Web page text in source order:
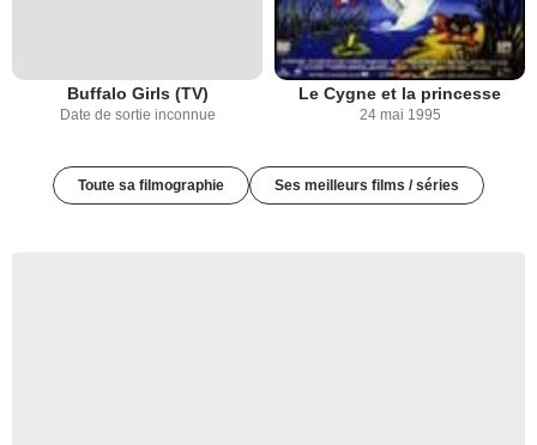
Buffalo Girls (TV)
Date de sortie inconnue
Le Cygne et la princesse
24 mai 1995
Toute sa filmographie Ses meilleurs films / séries